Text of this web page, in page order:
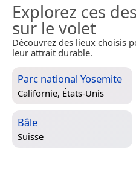
Explorez ces
sur le volet
Découvrez des lieux choisis
leur attrait durable.
Parc national Yosemite
Californie, États-Unis
Bâle
Suisse